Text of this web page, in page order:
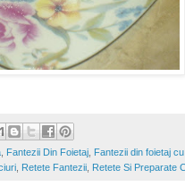
Fantezii Din Foietaj Fantezii din foietaj
Retete Fantezii Retete Si Preparate